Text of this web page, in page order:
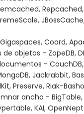
Coord,
objetos - ZopeDB,
-
Jackrabbit,
Preserve, Riak-
ancho - BigTable,
KAI,